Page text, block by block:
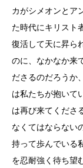
カがシメオンとア
た時代にキリスト
復活して天に昇ら
のに、なかなか来
ださるのだろうか
は私たちが抱いて
は再び来てくださ
なくてはならない
持って歩んでいる
を忍耐強く待ち望